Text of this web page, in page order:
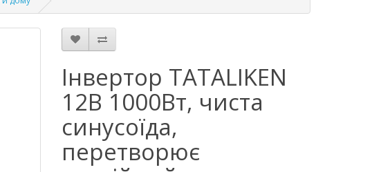
Інвертор TATALIKEN
12В 1000Вт, чиста
синусоїда,
перетворює